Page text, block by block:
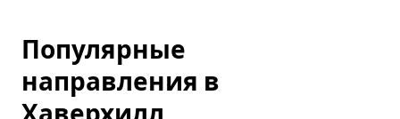
Популярные
направления в